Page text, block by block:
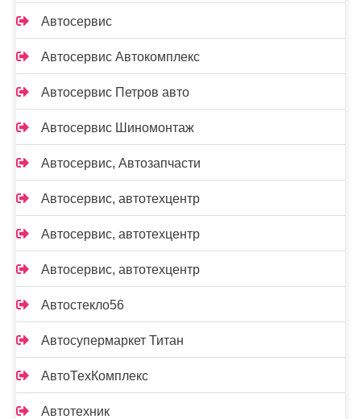
Автосервис
Автосервис Автокомплекс
Автосервис Петров авто
Автосервис Шиномонтаж
Автосервис, Автозапчасти
Автосервис, автотехцентр
Автосервис, автотехцентр
Автосервис, автотехцентр
Автостекло56
Автосупермаркет Титан
АвтоТехКомплекс
Автотехник